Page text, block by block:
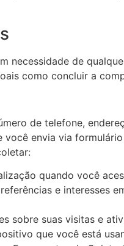
necessidade de
como concluir a
de telefone,
você envia via
quando você
e interesses
sobre suas visitas e
que você está